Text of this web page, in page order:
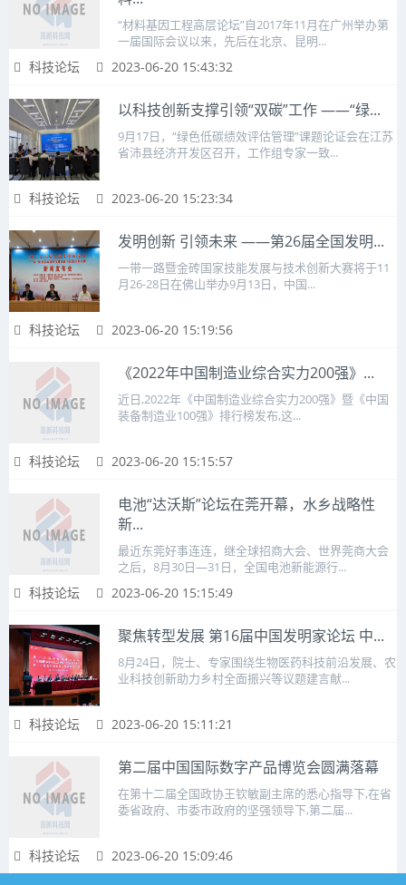
“材料基因工程高层论坛”自2017年11月在广州举办第
一届国际会议以来，先后在北京、昆明...
科技论坛 2023-06-20 15:43:32
以科技创新支撑引领“双碳”工作 ——“绿...
9月17日，“绿色低碳绩效评估管理”课题论证会在江苏
省沛县经济开发区召开，工作组专家一致...
科技论坛 2023-06-20 15:23:34
发明创新 引领未来 ——第26届全国发明...
一带一路暨金砖国家技能发展与技术创新大赛将于11
月26-28日在佛山举办9月13日，中国...
科技论坛 2023-06-20 15:19:56
《2022年中国制造业综合实力200强》...
近日,2022年《中国制造业综合实力200强》暨《中国
装备制造业100强》排行榜发布,这...
科技论坛 2023-06-20 15:15:57
电池“达沃斯”论坛在莞开幕，水乡战略性
新...
最近东莞好事连连，继全球招商大会、世界莞商大会
之后，8月30日—31日，全国电池新能源行...
科技论坛 2023-06-20 15:15:49
聚焦转型发展 第16届中国发明家论坛 中...
8月24日，院士、专家围绕生物医药科技前沿发展、农
业科技创新助力乡村全面振兴等议题建言献...
科技论坛 2023-06-20 15:11:21
第二届中国国际数字产品博览会圆满落幕
在第十二届全国政协王钦敏副主席的悉心指导下,在省
委省政府、市委市政府的坚强领导下,第二届...
科技论坛 2023-06-20 15:09:46